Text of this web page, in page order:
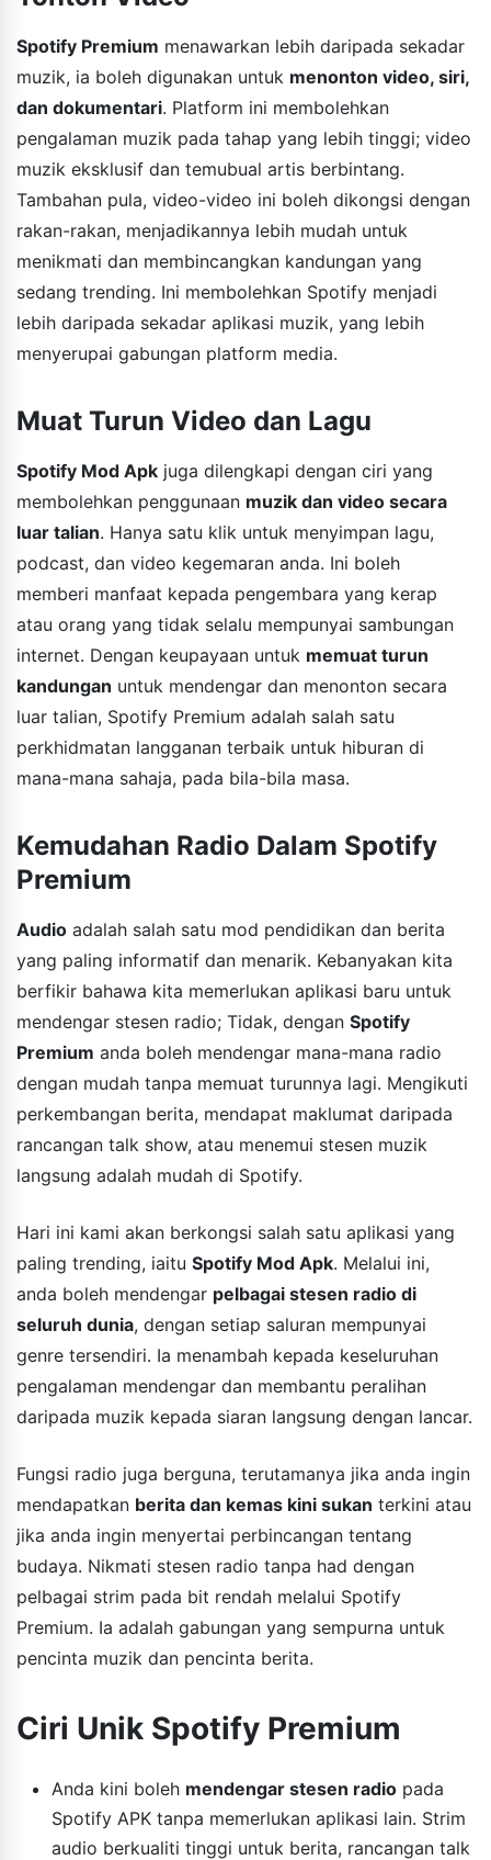
Spotify Premium menawarkan lebih daripada sekadar
muzik, ia boleh digunakan untuk menonton video, siri,
dan dokumentari. Platform ini membolehkan
pengalaman muzik pada tahap yang lebih tinggi; video
muzik eksklusif dan temubual artis berbintang.
Tambahan pula, video-video ini boleh dikongsi dengan
rakan-rakan, menjadikannya lebih mudah untuk
menikmati dan membincangkan kandungan yang
sedang trending. Ini membolehkan Spotify menjadi
lebih daripada sekadar aplikasi muzik, yang lebih
menyerupai gabungan platform media.
Muat Turun Video dan Lagu
Spotify Mod Apk juga dilengkapi dengan ciri yang
membolehkan penggunaan muzik dan video secara
luar talian. Hanya satu klik untuk menyimpan lagu,
podcast, dan video kegemaran anda. Ini boleh
memberi manfaat kepada pengembara yang kerap
atau orang yang tidak selalu mempunyai sambungan
internet. Dengan keupayaan untuk memuat turun
kandungan untuk mendengar dan menonton secara
luar talian, Spotify Premium adalah salah satu
perkhidmatan langganan terbaik untuk hiburan di
mana-mana sahaja, pada bila-bila masa.
Kemudahan Radio Dalam Spotify
Premium
Audio adalah salah satu mod pendidikan dan berita
yang paling informatif dan menarik. Kebanyakan kita
berfikir bahawa kita memerlukan aplikasi baru untuk
mendengar stesen radio; Tidak, dengan Spotify
Premium anda boleh mendengar mana-mana radio
dengan mudah tanpa memuat turunnya lagi. Mengikuti
perkembangan berita, mendapat maklumat daripada
rancangan talk show, atau menemui stesen muzik
langsung adalah mudah di Spotify.
Hari ini kami akan berkongsi salah satu aplikasi yang
paling trending, iaitu Spotify Mod Apk. Melalui ini,
anda boleh mendengar pelbagai stesen radio di
seluruh dunia, dengan setiap saluran mempunyai
genre tersendiri. Ia menambah kepada keseluruhan
pengalaman mendengar dan membantu peralihan
daripada muzik kepada siaran langsung dengan lancar.
Fungsi radio juga berguna, terutamanya jika anda ingin
mendapatkan berita dan kemas kini sukan terkini atau
jika anda ingin menyertai perbincangan tentang
budaya. Nikmati stesen radio tanpa had dengan
pelbagai strim pada bit rendah melalui Spotify
Premium. Ia adalah gabungan yang sempurna untuk
pencinta muzik dan pencinta berita.
Ciri Unik Spotify Premium
Anda kini boleh mendengar stesen radio pada
Spotify APK tanpa memerlukan aplikasi lain. Strim
audio berkualiti tinggi untuk berita, rancangan talk